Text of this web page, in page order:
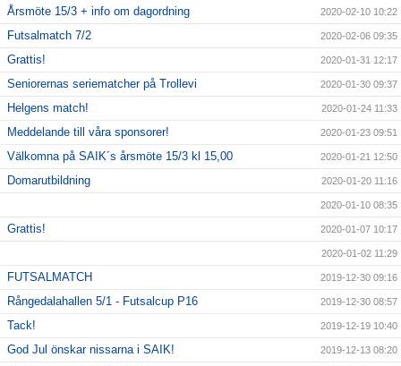
Årsmöte 15/3 + info om dagordning 2020-02-10 10:22
Futsalmatch 7/2 2020-02-06 09:35
Grattis! 2020-01-31 12:17
Seniorernas seriematcher på Trollevi 2020-01-30 09:37
Helgens match! 2020-01-24 11:33
Meddelande till våra sponsorer! 2020-01-23 09:51
Välkomna på SAIK´s årsmöte 15/3 kl 15,00 2020-01-21 12:50
Domarutbildning 2020-01-20 11:16
2020-01-10 08:35
Grattis! 2020-01-07 10:17
2020-01-02 11:29
FUTSALMATCH 2019-12-30 09:16
Rångedalahallen 5/1 - Futsalcup P16 2019-12-30 08:57
Tack! 2019-12-19 10:40
God Jul önskar nissarna i SAIK! 2019-12-13 08:20